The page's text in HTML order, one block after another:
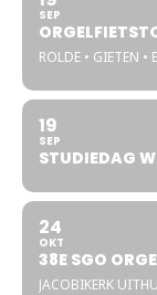
SEP
ROLDE • GIETEN •
19
SEP
STUDIEDAG
24
OKT
38E SGO
JACOBIKERK